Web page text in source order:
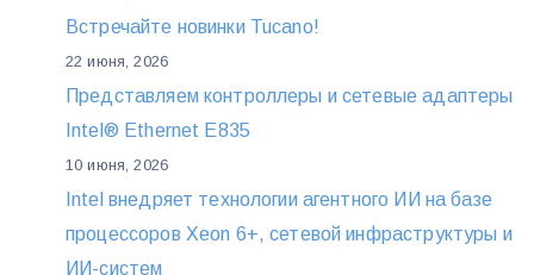
Встречайте новинки Tucano!
22 июня, 2026
Представляем контроллеры и сетевые адаптеры
Intel® Ethernet E835
10 июня, 2026
Intel внедряет технологии агентного ИИ на базе
процессоров Xeon 6+, сетевой инфраструктуры и
ИИ-систем